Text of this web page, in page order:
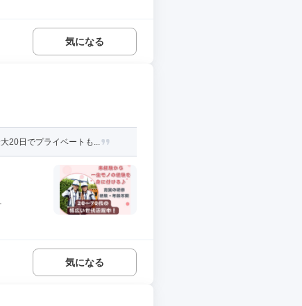
気になる
20日でプライベートも...
気になる